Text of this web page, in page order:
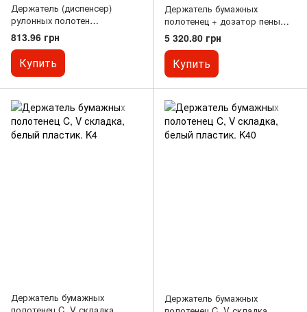
Держатель (диспенсер)
рулонных полотен
центральной вытяжки. OG1T
813.96 грн
Купить
Держатель бумажных
полотенец + дозатор пены
DUO LINEA SKIN. A93010TI
5 320.80 грн
Купить
Держатель бумажных
Держатель бумажных